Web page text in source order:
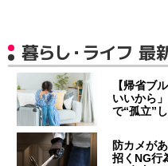
暮らし・ライフ 最
【帰省ブ
いいから
で“孤立”
防カメが
招くNG行